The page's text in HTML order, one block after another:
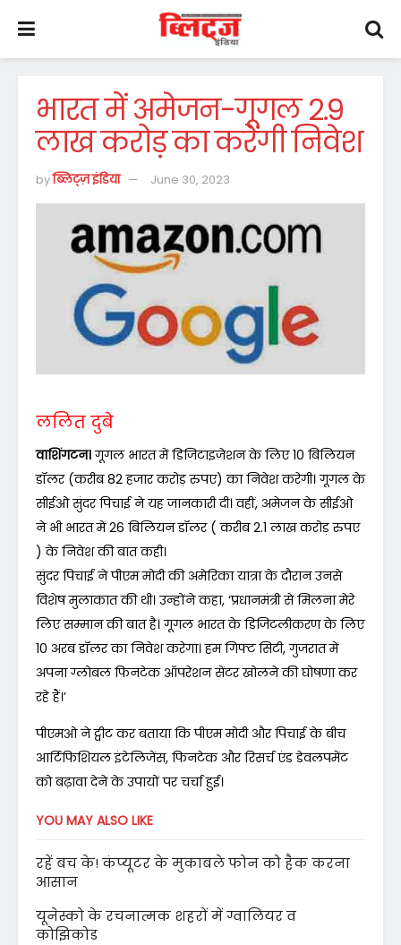
भारत में अमेजन-गूगल 2.9
लाख करोड़ का करेंगी निवेश
byब्लिट्ज़ इंडिया June 30, 2023
ललित दुबे
वाशिंगटन।गूगल भारत में डिजिटाइजेशन के लिए 10 बिलियन
डॉलर (करीब 82 हजार करोड़ रुपए) का निवेश करेगी। गूगल के
सीईओ सुंदर पिचाई ने यह जानकारी दी। वहीं, अमेजन के सीईओ
ने भी भारत में 26 बिलियन डॉलर ( करीब 2.1 लाख करोड़ रुपए
) के निवेश की बात कही।
सुंदर पिचाई ने पीएम मोदी की अमेरिका यात्रा के दौरान उनसे
विशेष मुलाकात की थी। उन्होंने कहा, ‘प्रधानमंत्री से मिलना मेरे
लिए सम्मान की बात है। गूगल भारत के डिजिटलीकरण के लिए
10 अरब डॉलर का निवेश करेगा। हम गिफ्ट सिटी, गुजरात में
अपना ग्लोबल फिनटेक ऑपरेशन सेंटर खोलने की घोषणा कर
रहे हैं।’
पीएमओ ने ट्वीट कर बताया कि पीएम मोदी और पिचाई के बीच
आर्टिफिशियल इंटेलिजेंस, फिनटेक और रिसर्च एंड डेवलपमेंट
को बढ़ावा देने के उपायों पर चर्चा हुई।
YOU MAY ALSO LIKE
रहें बच के! कंप्यूटर के मुकाबले फोन को हैक करना
आसान
यूनेस्को के रचनात्मक शहरों में ग्वालियर व
कोझिकोड